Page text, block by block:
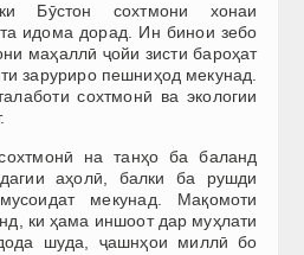
Бӯстон сохтмони хонаи
идома дорад. Ин бинои зебо
маҳаллӣ ҷойи зисти бароҳат
заруриро пешниҳод мекунад.
сохтмонӣ ва экологии
на танҳо ба баланд
аҳолӣ, балки ба рушди
мекунад. Мақомоти
ки ҳама иншоот дар муҳлати
шуда, ҷашнҳои миллӣ бо